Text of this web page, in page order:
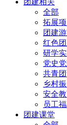
团建相关
全部
拓展项
团建
红色
研学
党史
共青
乡村
安全
员工福
团建课堂